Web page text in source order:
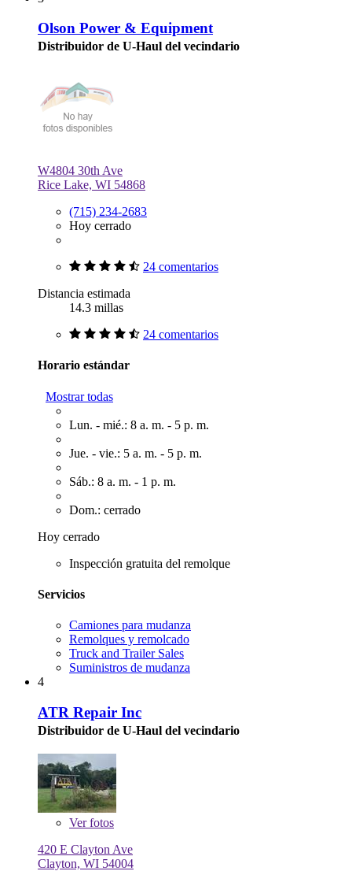
Olson Power & Equipment
Distribuidor de U-Haul del vecindario
W4804 30th Ave
Rice Lake, WI 54868
(715) 234-2683
Hoy cerrado
24 comentarios
Distancia estimada
14.3 millas
24 comentarios
Horario estándar
Mostrar todas
Lun. - mié.: 8 a. m. - 5 p. m.
Jue. - vie.: 5 a. m. - 5 p. m.
Sáb.: 8 a. m. - 1 p. m.
Dom.: cerrado
Hoy cerrado
Inspección gratuita del remolque
Servicios
Camiones para mudanza
Remolques y remolcado
Truck and Trailer Sales
Suministros de mudanza
4
ATR Repair Inc
Distribuidor de U-Haul del vecindario
Verfotos
420 E Clayton Ave
Clayton, WI 54004